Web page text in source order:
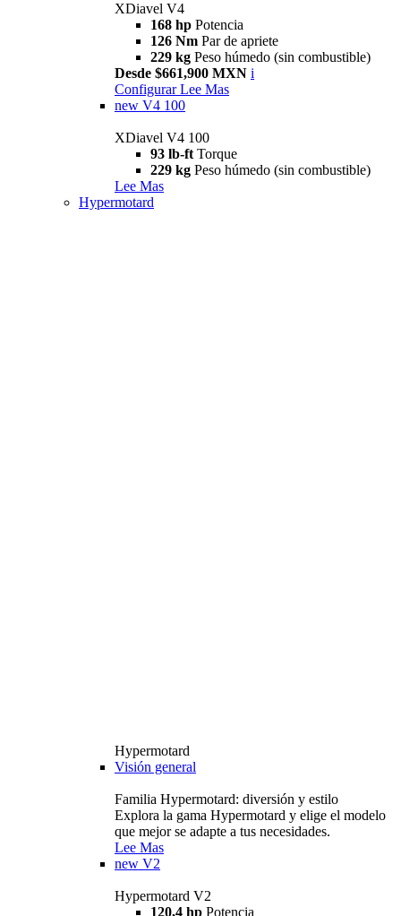
XDiavel V4
168 hp Potencia
126 Nm Par de apriete
229 kg Peso húmedo (sin combustible)
Desde $661,900 MXN i
Configurar Lee Mas
new V4 100
XDiavel V4 100
93 lb-ft Torque
229 kg Peso húmedo (sin combustible)
Lee Mas
Hypermotard
Hypermotard
Visión general
Familia Hypermotard: diversión y estilo
Explora la gama Hypermotard y elige el modelo
que mejor se adapte a tus necesidades.
Lee Mas
new V2
Hypermotard V2
120,4 hp Potencia